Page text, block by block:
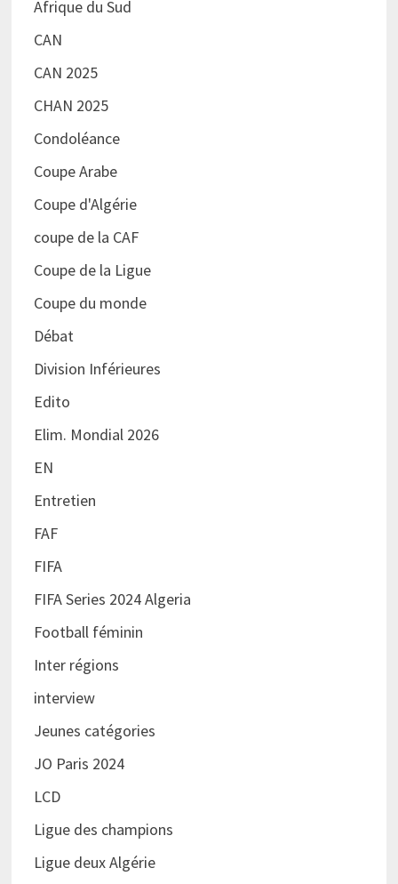
Afrique du Sud
CAN
CAN 2025
CHAN 2025
Condoléance
Coupe Arabe
Coupe d'Algérie
coupe de la CAF
Coupe de la Ligue
Coupe du monde
Débat
Division Inférieures
Edito
Elim. Mondial 2026
EN
Entretien
FAF
FIFA
FIFA Series 2024 Algeria
Football féminin
Inter régions
interview
Jeunes catégories
JO Paris 2024
LCD
Ligue des champions
Ligue deux Algérie